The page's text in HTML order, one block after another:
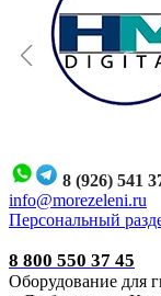
8 (926) 541
info@morezeleni.ru
Персональный
8 800 550 37 45
Оборудование для